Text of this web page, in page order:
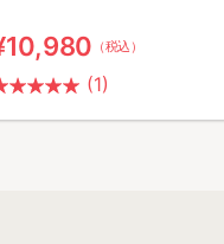
（税込）
(1)